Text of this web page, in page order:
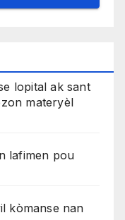
lopital ak sant
materyèl
lafimen pou
kòmanse nan